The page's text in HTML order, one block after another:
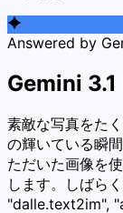
Answered by
Gemini
素敵な写真をた
の輝いている瞬
ただいた画像を
します。しばら
"dalle.text2im",